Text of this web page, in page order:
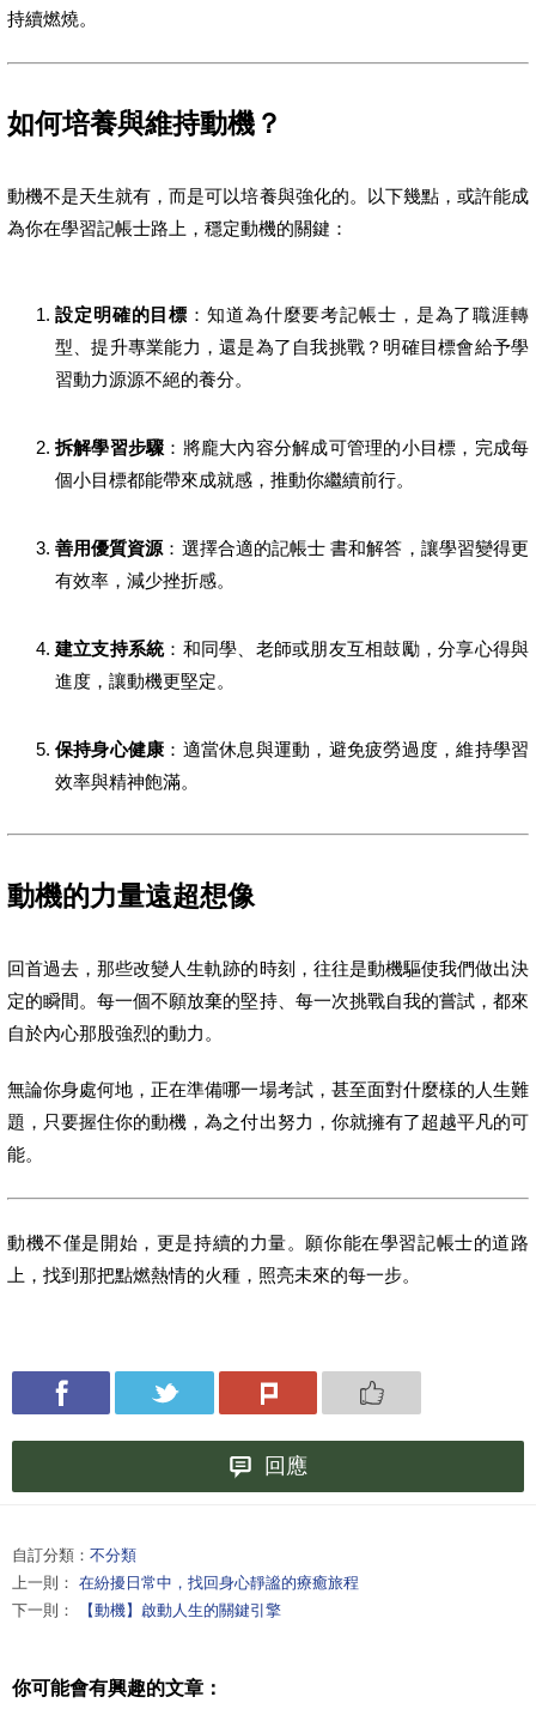
持續燃燒。
如何培養與維持動機？
動機不是天生就有，而是可以培養與強化的。以下幾點，或許能成
為你在學習記帳士路上，穩定動機的關鍵：
設定明確的目標 ：知道為什麼要考記帳士，是為了職涯轉
型、提升專業能力，還是為了自我挑戰？明確目標會給予學
習動力源源不絕的養分。
拆解學習步驟 ：將龐大內容分解成可管理的小目標，完成每
個小目標都能帶來成就感，推動你繼續前行。
善用優質資源 ：選擇合適的記帳士 書和解答，讓學習變得更
有效率，減少挫折感。
建立支持系統：和同學、老師或朋友互相鼓勵，分享心得與
進度，讓動機更堅定。
保持身心健康 ：適當休息與運動，避免疲勞過度，維持學習
效率與精神飽滿。
動機的力量遠超想像
回首過去，那些改變人生軌跡的時刻，往往是動機驅使我們做出決
定的瞬間。每一個不願放棄的堅持、每一次挑戰自我的嘗試，都來
自於內心那股強烈的動力。
無論你身處何地，正在準備哪一場考試，甚至面對什麼樣的人生難
題，只要握住你的動機，為之付出努力，你就擁有了超越平凡的可
能。
動機不僅是開始，更是持續的力量。願你能在學習記帳士的道路
上，找到那把點燃熱情的火種，照亮未來的每一步。
回應
自訂分類： 不分類
上一則： 在紛擾日常中，找回身心靜謐的療癒旅程
下一則：
【動機】啟動人生的關鍵引擎
你可能會有興趣的文章：